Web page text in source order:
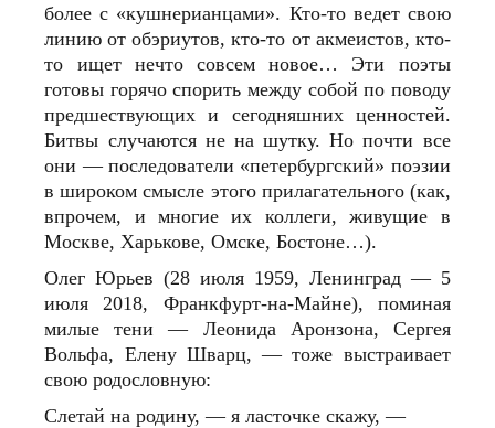
более с «кушнерианцами». Кто-то ведет свою
линию от обэриутов, кто-то от акмеистов, кто-
то ищет нечто совсем новое… Эти поэты
готовы горячо спорить между собой по поводу
предшествующих и сегодняшних ценностей.
Битвы случаются не на шутку. Но почти все
они — последователи «петербургский» поэзии
в широком смысле этого прилагательного (как,
впрочем, и многие их коллеги, живущие в
Москве, Харькове, Омске, Бостоне…).
Олег Юрьев (28 июля 1959, Ленинград — 5
июля 2018, Франкфурт-на-Майне), поминая
милые тени — Леонида Аронзона, Сергея
Вольфа, Елену Шварц, — тоже выстраивает
свою родословную:
Слетай на родину, — я ласточке скажу, —